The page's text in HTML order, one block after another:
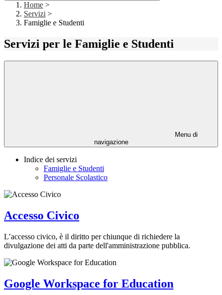
Home >
Servizi >
Famiglie e Studenti
Servizi per le Famiglie e Studenti
Menu di
navigazione
Indice dei servizi
Famiglie e Studenti
Personale Scolastico
Accesso Civico
L’accesso civico, è il diritto per chiunque di richiedere la
divulgazione dei atti da parte dell'amministrazione pubblica.
Google Workspace for Education